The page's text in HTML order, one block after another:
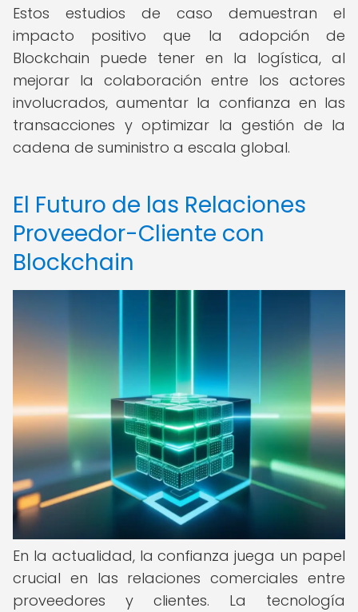
Estos estudios de caso demuestran el
impacto positivo que la adopción de
Blockchain puede tener en la logística, al
mejorar la colaboración entre los actores
involucrados, aumentar la confianza en las
transacciones y optimizar la gestión de la
cadena de suministro a escala global.
El Futuro de las Relaciones
Proveedor-Cliente con
Blockchain
En la actualidad, la confianza juega un papel
crucial en las relaciones comerciales entre
proveedores y clientes. La tecnología